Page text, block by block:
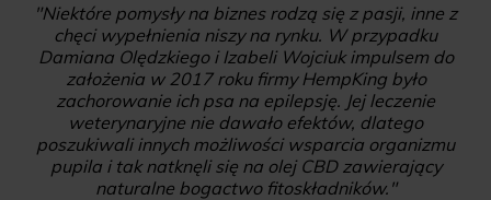
"Niektóre pomysły na biznes rodzą się z pasji, inne z
chęci wypełnienia niszy na rynku. W przypadku
Damiana Olędzkiego i Izabeli Wojciuk impulsem do
założenia w 2017 roku firmy HempKing było
zachorowanie ich psa na epilepsję. Jej leczenie
weterynaryjne nie dawało efektów, dlatego
poszukiwali innych możliwości wsparcia organizmu
pupila i tak natknęli się na olej CBD zawierający
naturalne bogactwo fitoskładników."